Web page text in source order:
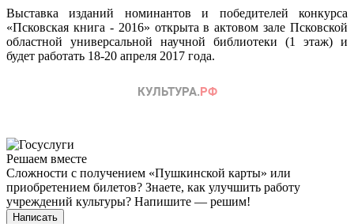
Выставка изданий номинантов и победителей конкурса
«Псковская книга - 2016» открыта в актовом зале Псковской
областной универсальной научной библиотеки (1 этаж) и
будет работать 18-20 апреля 2017 года.
Решаем вместе
Сложности с получением «Пушкинской карты» или
приобретением билетов? Знаете, как улучшить работу
учреждений культуры? Напишите — решим!
Написать